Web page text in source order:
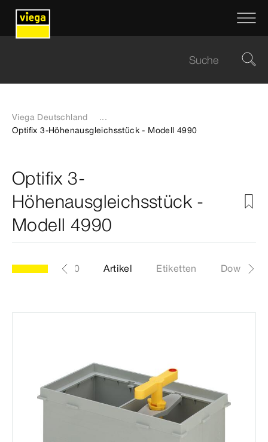
Viega Deutschland
...
Optifix 3-Höhenausgleichsstück - Modell 4990
Optifix 3-
Höhenausgleichsstück -
Modell 4990
Modell 4990 Artikel Etiketten